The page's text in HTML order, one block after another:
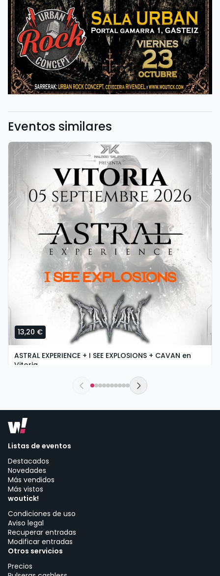
Eventos similares
13,20 €
ASTRAL EXPERIENCE + I SEE EXPLOSIONS + CAVAN en
Vitoria
Urban Rock Concept | Vitoria-Gasteiz
Listas de eventos
Destacados
Novedades
Más vendidos
Más vistos
woutick!
Condiciones de uso
Aviso legal
Recuperar entradas
Modificar entradas
Otros servicios
Precios